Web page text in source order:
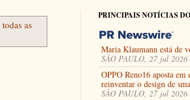
as
PRINCIPAIS NOTÍCIAS
Maria Klaumann está de
SÃO PAULO, 27 jul
OPPO Reno16 aposta
reinventar o design de
SÃO PAULO, 27 jul